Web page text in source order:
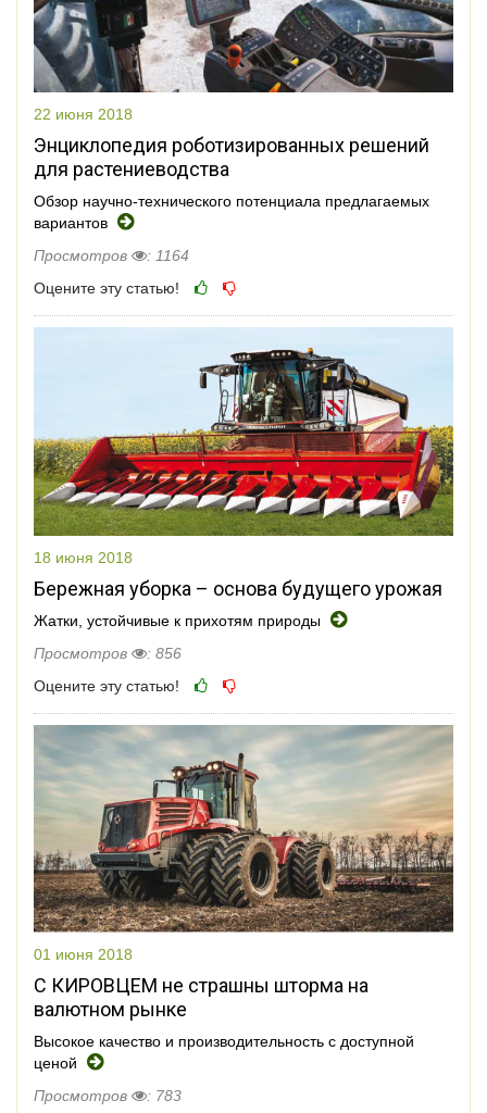
22 июня 2018
Энциклопедия роботизированных решений
для растениеводства
Обзор научно-технического потенциала предлагаемых
вариантов
Просмотров
: 1164
Оцените эту статью!
18 июня 2018
Бережная уборка – основа будущего урожая
Жатки, устойчивые к прихотям природы
Просмотров
: 856
Оцените эту статью!
01 июня 2018
С КИРОВЦЕМ не страшны шторма на
валютном рынке
Высокое качество и производительность с доступной
ценой
Просмотров
: 783